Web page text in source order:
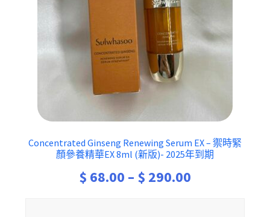
Concentrated Ginseng Renewing Serum EX – 禦時緊
顏參養精華EX 8ml (新版)- 2025年到期
$ 68.00 – $ 290.00